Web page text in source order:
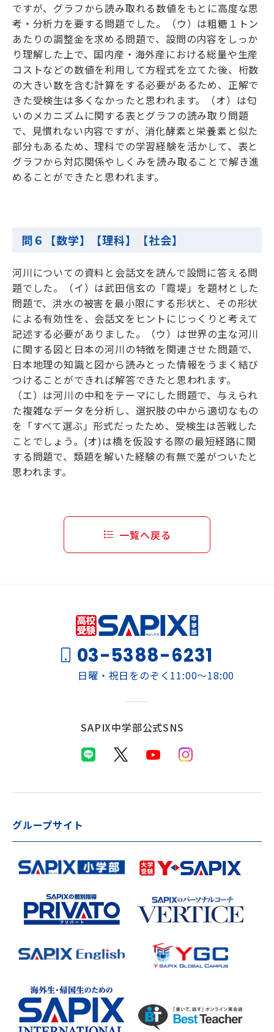
ですが、グラフから読み取れる数値をもとに高度な思
考・分析力を要する問題でした。（ウ）は粗糖１トン
あたりの調整金を求める問題で、設問の内容をしっか
り理解した上で、国内産・海外産における総量や生産
コストなどの数値を利用して方程式を立てた後、桁数
の大きい数を含む計算をする必要があるため、正解で
きた受検生は多くなかったと思われます。（オ）は匂
いのメカニズムに関する表とグラフの読み取り問題
で、見慣れない内容ですが、消化酵素と栄養素と似た
部分もあるため、理科での学習経験を活かして、表と
グラフから対応関係やしくみを読み取ることで解き進
めることができたと思われます。
問６【数学】【理科】【社会】
河川についての資料と会話文を読んで設問に答える問
題でした。（イ）は武田信玄の「霞堤」を題材とした
問題で、洪水の被害を最小限にする形状と、その形状
による有効性を、会話文をヒントにじっくりと考えて
記述する必要がありました。（ウ）は世界の主な河川
に関する図と日本の河川の特徴を関連させた問題で、
日本地理の知識と図から読みとった情報をうまく結び
つけることができれば解答できたと思われます。
（エ）は河川の中和をテーマにした問題で、与えられ
た複雑なデータを分析し、選択肢の中から適切なもの
を「すべて選ぶ」形式だったため、受検生は苦戦した
ことでしょう。(オ)は橋を仮設する際の最短経路に関
する問題で、類題を解いた経験の有無で差がついたと
思われます。
一覧へ戻る
03-5388-6231
日曜・祝日をのぞく11:00～18:00
SAPIX中学部公式SNS
グループサイト